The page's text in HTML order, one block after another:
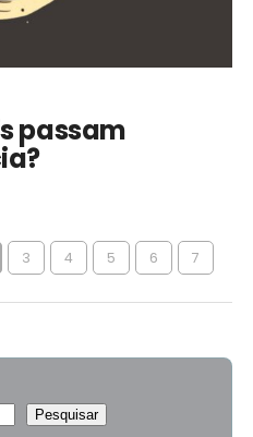
passam
3 4 5 6 7
Pesquisar